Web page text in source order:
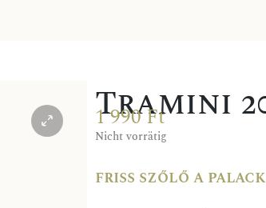
Tramini
1 990Ft
Nicht vorrätig
friss szőlő a